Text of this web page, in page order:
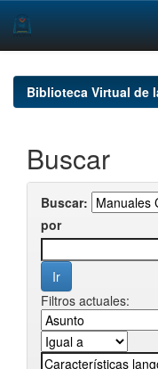
navigationBiblioteca Virtual de
Buscar
Buscar:
por
Filtros actuales: